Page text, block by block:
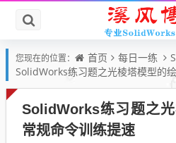
您现在的位置： 首页 每日一练
SolidWorks练习题之光棱塔模型的
SolidWorks练习题之光
常规命令训练提速